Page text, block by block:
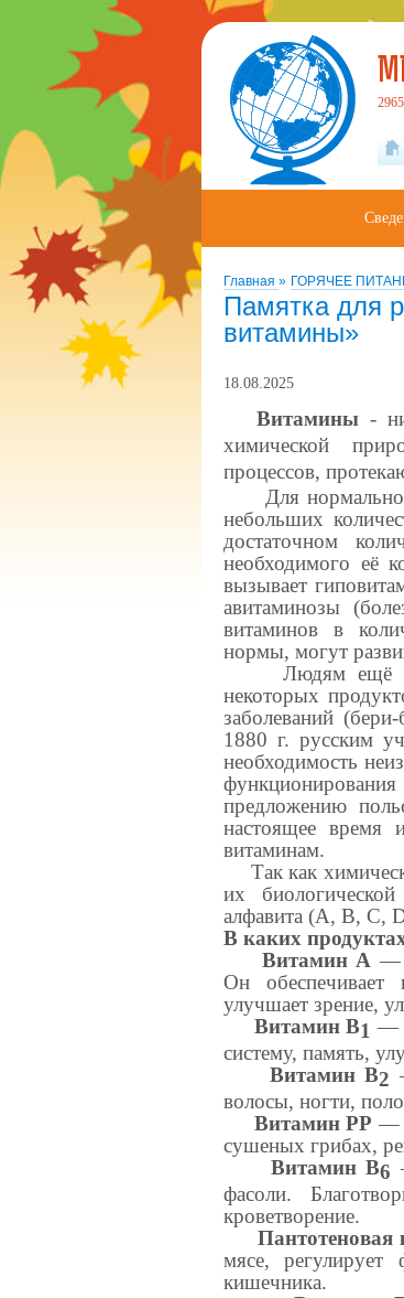
Главная » ГОРЯЧЕЕ
Памятка для
витамины»
18.08.2025
Витамины -
химической
процессов,
Для нормальной
небольших
достаточном
необходимого её
вызывает
авитаминозы
витаминов в
нормы, могут
Людям ещё в
некоторых
заболеваний
1880 г. русским
необходимость
предложению
настоящее время
витаминам.
Так как
их
алфавита (А, В, С,
В каких
Витамин А —
Он обеспечивает
улучшает зрение,
Витамин B1 —
систему, память,
Витамин B2
волосы, ногти,
Витамин РР —
сушеных грибах,
Витамин В6
фасоли.
кроветворение.
Пантотеновая
мясе,
кишечника.